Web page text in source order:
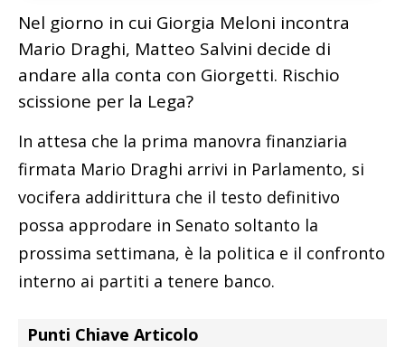
Nel giorno in cui Giorgia Meloni incontra
Mario Draghi, Matteo Salvini decide di
andare alla conta con Giorgetti. Rischio
scissione per la Lega?
In attesa che la prima manovra finanziaria
firmata Mario Draghi arrivi in Parlamento, si
vocifera addirittura che il testo definitivo
possa approdare in Senato soltanto la
prossima settimana, è la politica e il confronto
interno ai partiti a tenere banco.
Punti Chiave Articolo